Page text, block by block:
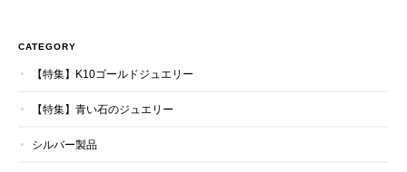
CATEGORY
【特集】K10ゴールドジュエリー
【特集】青い石のジュエリー
シルバー製品